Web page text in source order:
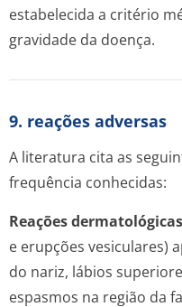
estabelecida a critério
gravidade da doença.
9. reações adversas
A literatura cita as
frequência conhecidas:
Reações dermatológicas
e erupções vesiculares)
do nariz, lábios
espasmos na região da